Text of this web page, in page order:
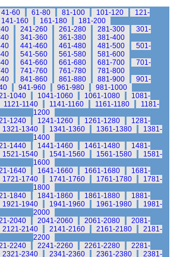
41-60 61-80 81-100 101-120
121-
141-160 161-180
181-200
241-260 261-280 281-300
301-
341-360 361-380
381-400
441-460 461-480 481-500
501-
541-560 561-580
581-600
641-660 661-680 681-700
701-
741-760 761-780
781-800
841-860 861-880 881-900
901-
941-960 961-980
981-1000
1040 1041-1060 1061-1080
1081-
1121-1140 1141-1160 1161-1180
1181-
1200
1240 1241-1260 1261-1280
1281-
1321-1340 1341-1360 1361-1380
1381-
1400
1440 1441-1460 1461-1480
1481-
1521-1540 1541-1560 1561-1580
1581-
1600
1640 1641-1660 1661-1680
1681-
1721-1740 1741-1760 1761-1780
1781-
1800
1840 1841-1860 1861-1880
1881-
1921-1940 1941-1960 1961-1980
1981-
2000
2040 2041-2060 2061-2080
2081-
2121-2140 2141-2160 2161-2180
2181-
2200
2240 2241-2260 2261-2280
2281-
2321-2340 2341-2360 2361-2380
2381-